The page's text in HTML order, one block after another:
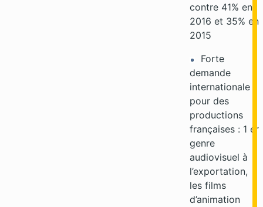
contre 41% en
2016 et 35% en
2015
Forte
demande
internationale
pour des
productions
françaises : 1 er
genre
audiovisuel à
l’exportation,
les films
d’animation